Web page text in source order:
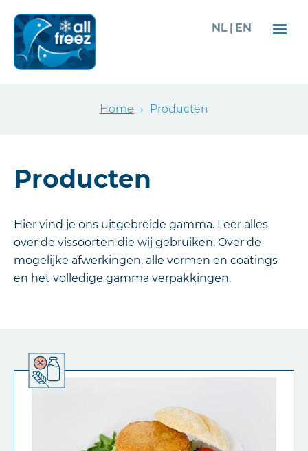
Overslaan
naar
NL EN
Kruimelpad
Home › Producten
Producten
Hier vind je ons uitgebreide gamma. Leer alles
over de vissoorten die wij gebruiken. Over de
mogelijke afwerkingen, alle vormen en coatings
en het volledige gamma verpakkingen.